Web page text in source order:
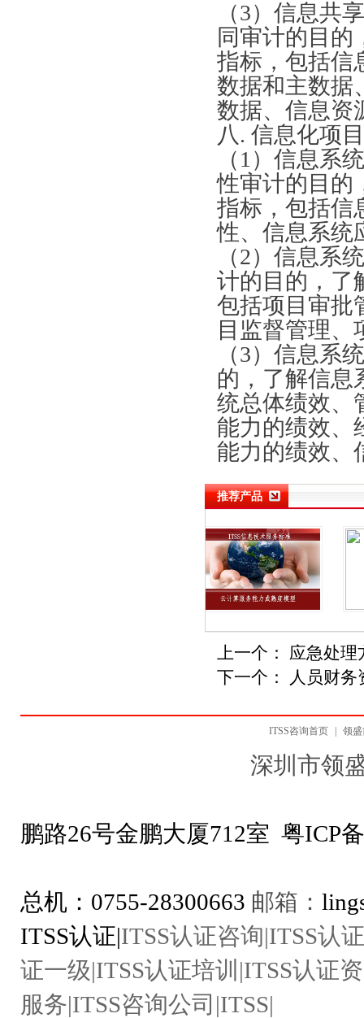
（3）信息共
同审计的目的
指标，包括信
数据和主数据
数据、信息资
八. 信息化项
（1）信息系
性审计的目的
指标，包括信
性、信息系统
（2）信息系
计的目的，了
包括项目审批
目监督管理
（3）信息系
的，了解信息
统总体绩效、
能力的绩效、
能力的绩效、
推荐产品
上一个： 应急处理
下一个：
人员财
ITSS咨询首页 领
深圳市领
鹏路26号金鹏大厦712室 粤ICP
总机：0755-28300663 邮箱：
ITSS认证|ITSS认证咨询|ITSS认
证一级|ITSS认证培训|ITSS认证
服务|ITSS咨询公司|ITSS|